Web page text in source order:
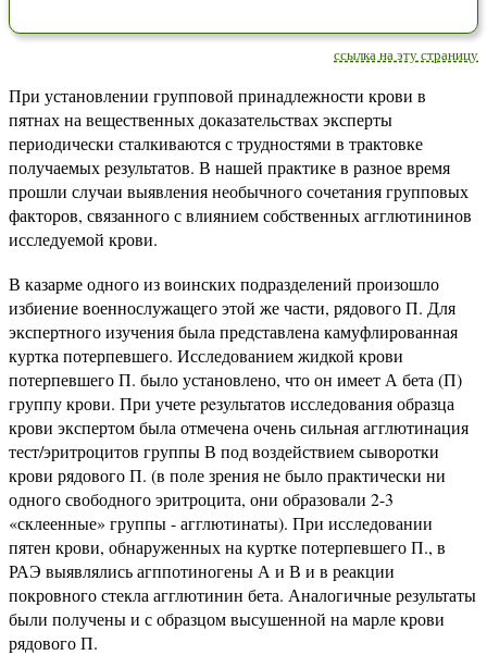
ссылка на эту страницу
При установлении групповой принадлежности крови в
пятнах на вещественных доказательствах эксперты
периодически сталкиваются с трудностями в трактовке
получаемых результатов. В нашей практике в разное время
прошли случаи выявления необычного сочетания групповых
факторов, связанного с влиянием собственных агглютининов
исследуемой крови.
В казарме одного из воинских подразделений произошло
избиение военнослужащего этой же части, рядового П. Для
экспертного изучения была представлена камуфлированная
куртка потерпевшего. Исследованием жидкой крови
потерпевшего П. было установлено, что он имеет А бета (П)
группу крови. При учете peзультатов исследования образца
крови экспертом была отмечена очень сильная агглютинация
тест/эритроцитов группы В под воздействием сыворотки
крови рядового П. (в поле зрения не было практически ни
одного свободного эритроцита, они образовали 2-3
«склеенные» группы - агглютинаты). При исследовании
пятен крови, обнаруженных на куртке потерпевшего П., в
РАЭ выявлялись агппотиногены А и В и в реакции
покровного стекла агглютинин бета. Аналогичные результаты
были получены и с образцом высушенной на марле крови
рядового П.